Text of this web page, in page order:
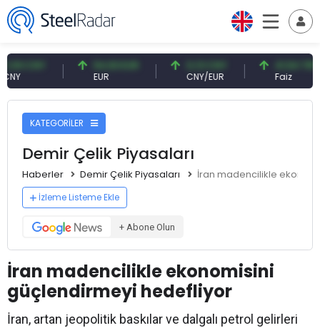
54,93 EUR 0,13 CNY
CNY/EUR
41,54 TRY
KATEGORİLER
Demir Çelik Piyasaları
Haberler Demir Çelik Piyasaları İran madencilikle
İzleme Listeme Ekle
+ Abone Olun
İran madencilikle ekonomisini
güçlendirmeyi hedefliyor
İran, artan jeopolitik baskılar ve dalgalı petrol gelirleri